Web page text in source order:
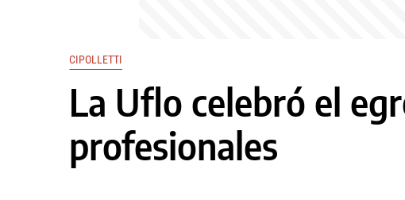
CIPOLLETTI
La Uflo celebró el
profesionales